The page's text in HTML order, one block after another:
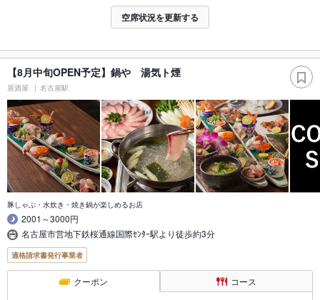
空席状況を更新する
【8月中旬OPEN予定】鍋や 湯気ト煙
居酒屋 名古屋駅
豚しゃぶ・水炊き・焼き鍋が楽しめるお店
2001～3000円
名古屋市営地下鉄桜通線国際ｾﾝﾀｰ駅より徒歩約3分
適格請求書発行事業者
クーポン コース